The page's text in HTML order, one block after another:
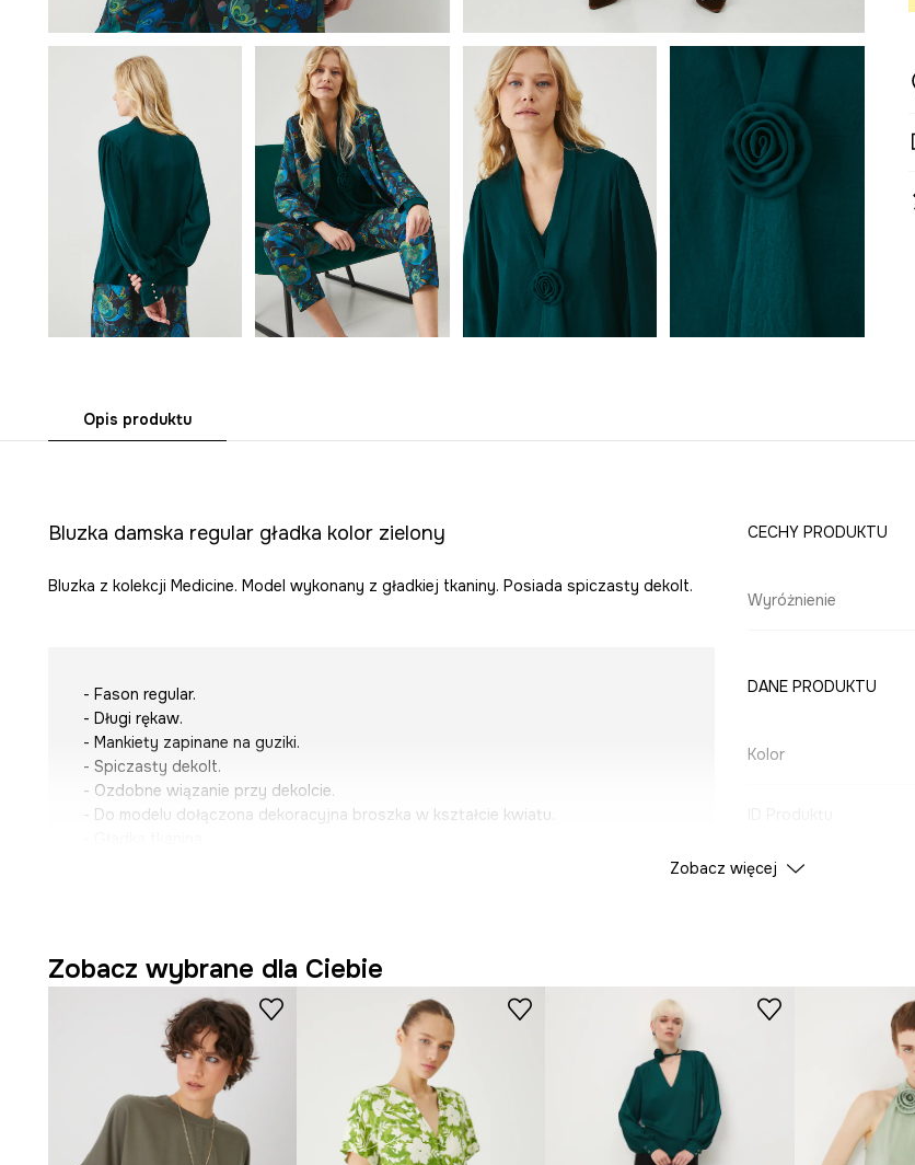
Opis produktu
Bluzka damska regular gładka kolor zielony
Bluzka z kolekcji Medicine. Model wykonany z gładkiej tkaniny. Posiada spiczasty dekolt.
- Fason regular.
- Długi rękaw.
- Mankiety zapinane na guziki.
- Spiczasty dekolt.
- Ozdobne wiązanie przy dekolcie.
- Do modelu dołączona dekoracyjna broszka w kształcie kwiatu.
CECHY PRODUKTU
Wyróżnienie
DANE PRODUKTU
Kolor
Producent
Zobacz więcej
Zobacz wybrane dla Ciebie